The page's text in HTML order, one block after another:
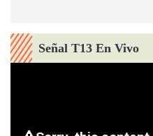
Señal T13 En Vivo